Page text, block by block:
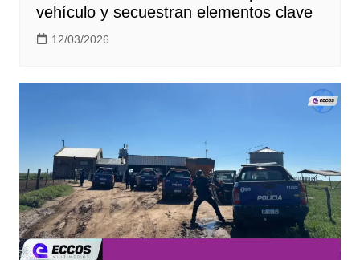
vehículo y secuestran elementos clave
12/03/2026